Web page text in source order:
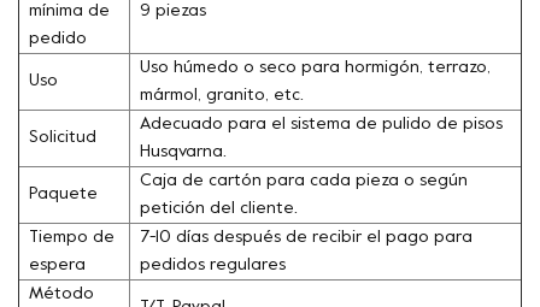
mínima de
pedido
9 piezas
Uso
Uso húmedo o seco para hormigón, terrazo,
mármol, granito, etc.
Solicitud
Adecuado para el sistema de pulido de pisos
Husqvarna.
Paquete
Caja de cartón para cada pieza o según
petición del cliente.
Tiempo de
espera
7-10 días después de recibir el pago para
pedidos regulares
Método